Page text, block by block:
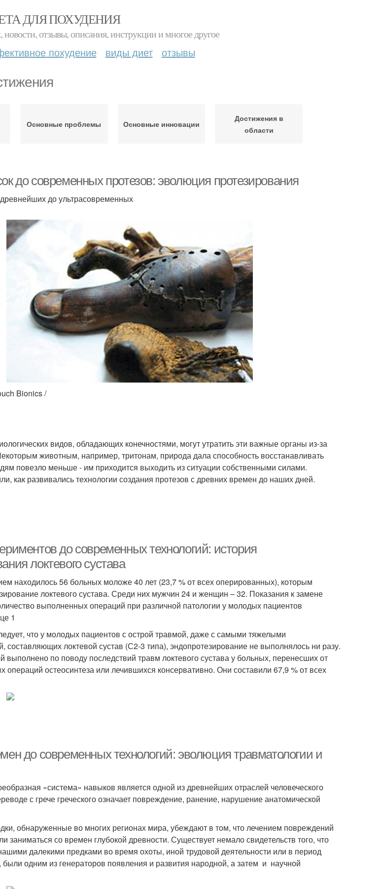
ДЛЯ ПОХУДЕНИЯ
отзывы, описания, инструкции и многое другое
похудение виды диет отзывы
Основные проблемы Основные инновации
Достижения в
области
до современных протезов: эволюция протезирования
до ультрасовременных
Bionics /
видов, обладающих конечностями, могут утратить эти важные органы из-за
животным, например, тритонам, природа дала способность восстанавливать
повезло меньше - им приходится выходить из ситуации собственными силами.
как развивались технологии создания протезов с древних времен до наших дней.
до современных технологий: история
локтевого сустава
находилось 56 больных моложе 40 лет (23,7 % от всех оперированных), которым
локтевого сустава. Среди них мужчин 24 и женщин – 32. Показания к замене
выполненных операций при различной патологии у молодых пациентов
1
что у молодых пациентов с острой травмой, даже с самыми тяжелыми
составляющих локтевой сустав (С2-3 типа), эндопротезирование не выполнялось ни разу.
выполнено по поводу последствий травм локтевого сустава у больных, перенесших от
операций остеосинтеза или лечившихся консервативно. Они составили 67,9 % от всех
до современных технологий: эволюция травматологии и
«система» навыков является одной из древнейших отраслей человеческого
с грече грече­ского означает повреждение, ранение, нарушение анатомической
обнаруженные во многих регионах мира, убеждают в том, что лечением повреждений
заниматься со времен глубокой древности. Существует немало свиде­тельств того, что
далекими предками во время охоты, иной трудовой деятельности или в период
одним из генераторов появления и развития народной, а затем и научной